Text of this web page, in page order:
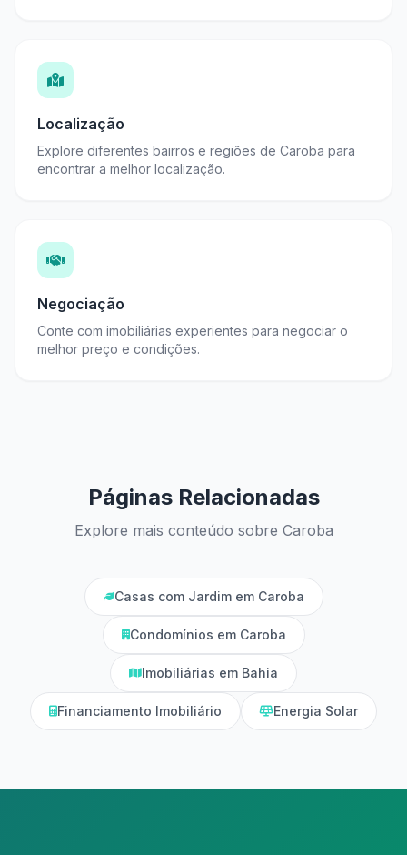
Localização
Explore diferentes bairros e regiões de Caroba para
encontrar a melhor localização.
Negociação
Conte com imobiliárias experientes para negociar o
melhor preço e condições.
Páginas Relacionadas
Explore mais conteúdo sobre Caroba
Casas com Jardim em Caroba
Condomínios em Caroba
Imobiliárias em Bahia
Financiamento Imobiliário Energia Solar